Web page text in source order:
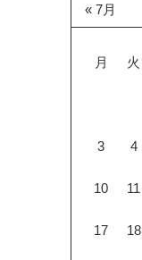
月 火
3 4
10 11
17 18
« 7月